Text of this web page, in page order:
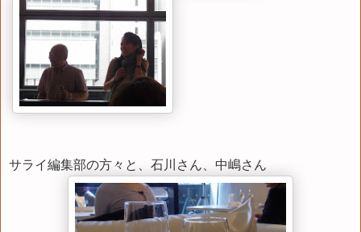
サライ編集部の方々と、石川さん、中嶋さん